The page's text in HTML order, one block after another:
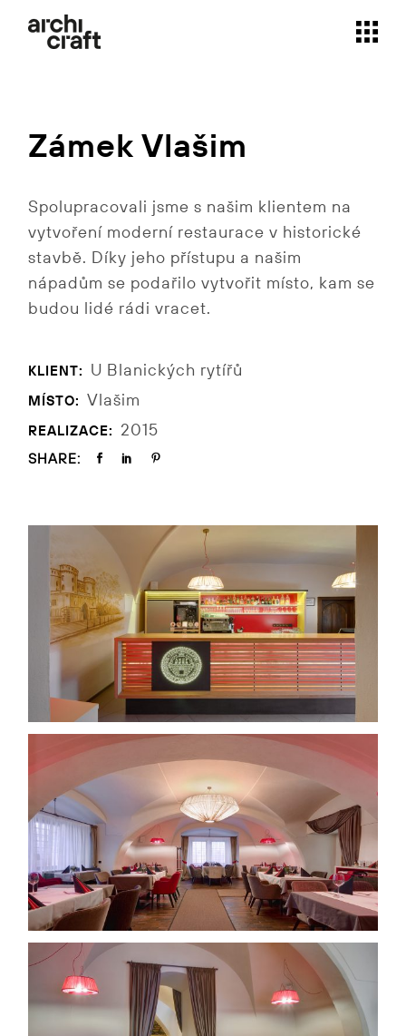
content
Zámek Vlašim
Spolupracovali jsme s našim klientem na
vytvoření moderní restaurace v historické
stavbě. Díky jeho přístupu a našim
nápadům se podařilo vytvořit místo, kam se
budou lidé rádi vracet.
KLIENT: U Blanických rytířů
MÍSTO: Vlašim
REALIZACE: 2015
SHARE: